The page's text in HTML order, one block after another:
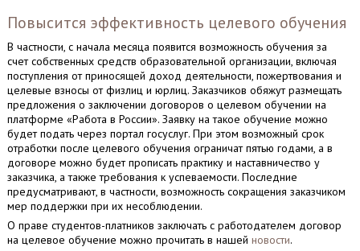
Повысится эффективность целевого обучения
В частности, с начала месяца появится возможность обучения за
счет собственных средств образовательной организации, включая
поступления от приносящей доход деятельности, пожертвования и
целевые взносы от физлиц и юрлиц. Заказчиков обяжут размещать
предложения о заключении договоров о целевом обучении на
платформе «Работа в России». Заявку на такое обучение можно
будет подать через портал госуслуг. При этом возможный срок
отработки после целевого обучения ограничат пятью годами, а в
договоре можно будет прописать практику и наставничество у
заказчика, а также требования к успеваемости. Последние
предусматривают, в частности, возможность сокращения заказчиком
мер поддержки при их несоблюдении.
О праве студентов-платников заключать с работодателем договор
на целевое обучение можно прочитать в нашей новости.